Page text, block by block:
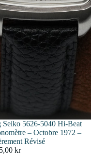
Seiko 5626-5040 Hi-Beat
– Octobre 1972 –
Révisé
kr